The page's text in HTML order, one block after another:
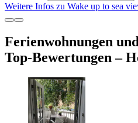
Weitere Infos zu Wake up to sea
Ferienwohnungen
Top-Bewertungen –